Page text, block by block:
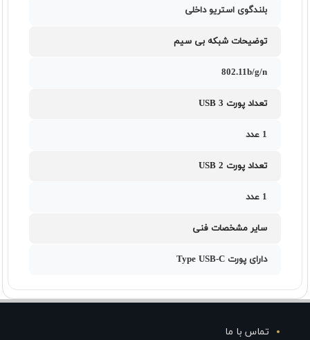
بلندگوی استریو داخلی
توضیحات شبکه بی سیم
802.11b/g/n
تعداد پورت USB 3
1 عدد
تعداد پورت USB 2
1 عدد
سایر مشخصات فنی
دارای پورت Type USB-C
تماس با ما